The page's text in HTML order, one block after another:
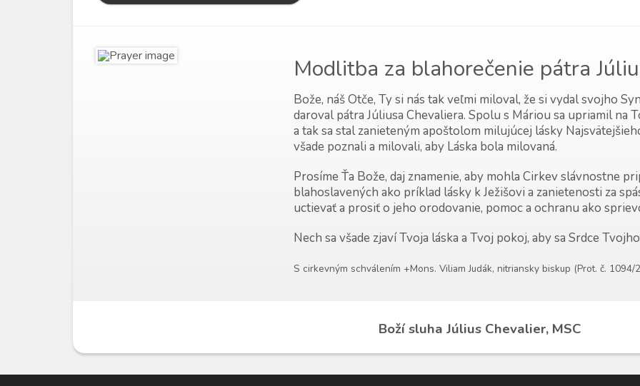
Modlitba za blahorečenie pátra
Bože, náš Otče, Ty si nás tak veľmi miloval, že si vydal svojho
daroval pátra Júliusa Chevaliera. Spolu s Máriou sa upriamil na
a tak sa stal zanieteným apoštolom milujúcej lásky
všade poznali a milovali, aby Láska bola milovaná.
Prosíme Ťa Bože, daj znamenie, aby mohla Cirkev slávnostne
blahoslavených ako príklad lásky k Ježišovi a zanietenosti za
uctievať a prosiť o jeho orodovanie, pomoc a ochranu ako
Nech sa všade zjaví Tvoja láska a Tvoj pokoj, aby sa Srdce
S cirkevným schválením +Mons. Viliam Judák, nitriansky biskup (Prot. č. 1094/
Boží sluha Július Chevalier, MSC